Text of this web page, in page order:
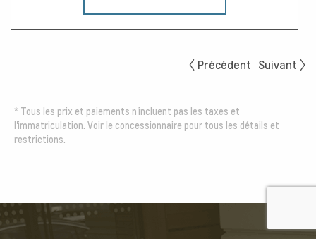
Précédent Suivant
* Tous les prix et paiements n'incluent pas les taxes et
l'immatriculation. Voir le concessionnaire pour tous les détails et
restrictions.